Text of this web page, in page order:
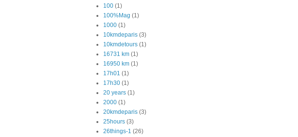
100 (1)
100%Mag (1)
1000 (1)
10kmdeparis (3)
10kmdetours (1)
16731 km (1)
16950 km (1)
17h01 (1)
17h30 (1)
20 years (1)
2000 (1)
20kmdeparis (3)
25hours (3)
26things-1 (26)